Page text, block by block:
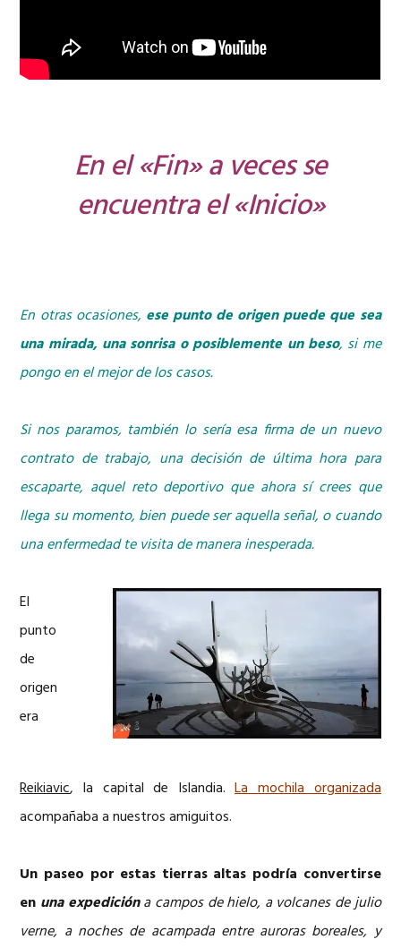
En el «Fin» a veces se
encuentra el «Inicio»
En otras ocasiones, ese punto de origen puede que sea
una mirada, una sonrisa o posiblemente un beso, si me
pongo en el mejor de los casos.
Si nos paramos, también lo sería esa firma de un nuevo
contrato de trabajo, una decisión de última hora para
escaparte, aquel reto deportivo que ahora sí crees que
llega su momento, bien puede ser aquella señal, o cuando
una enfermedad te visita de manera inesperada.
El
punto
de
origen
era
Reikiavic, la capital de Islandia.La mochila organizada
acompañaba a nuestros amiguitos.
Un paseo por estas tierras altas podría convertirse
en una expedicióna campos de hielo, a volcanes de julio
verne, a noches de acampada entre auroras boreales, y